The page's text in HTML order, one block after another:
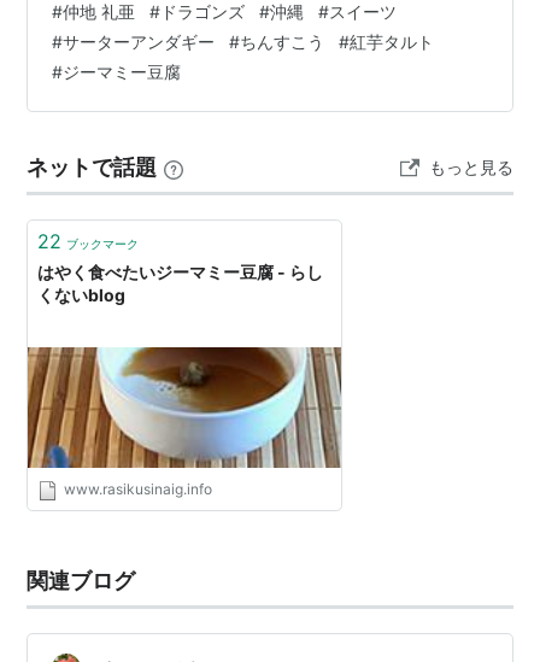
た、独特の風味とサクサクとした食感の焼き菓子です。
琉球王朝時代から伝わる伝統的なお菓子で、お土産とし
ても定番です。 紅芋タルト: 沖縄県産の紅芋を使ったタ
ルトで、鮮やかな紫色と優しい甘さが人気です。 ポーポ
巻いた、素朴な味わいのお菓…
#仲地 礼亜 # ドラゴンズ #沖縄 #スイーツ
#サーターアンダギー #ちんすこう #紅芋タルト
#ジーマミー豆腐
ネットで話題 もっと見る
22 ブックマーク
はやく食べたいジーマミー豆腐 - らし
くないblog
www.rasikusinaig.info
関連ブログ